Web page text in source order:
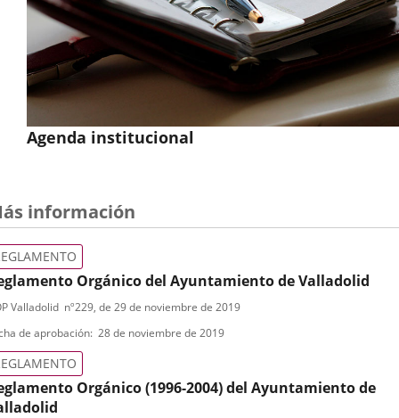
que
efectos
de
su
actuación
corporativa,
los
integrarán
en
los
Grupos
Políticos
que
conforme
a
cada
formación
Agenda institucional
información
Orgánico del Ayuntamiento de Valladolid
Valladolid nº229, de 29 de noviembre de 2019
de aprobación 28 de noviembre de 2019
Orgánico (1996-2004) del Ayuntamiento de